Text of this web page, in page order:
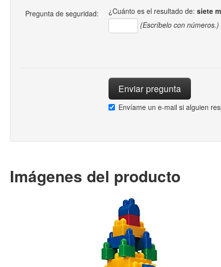
Pregunta de seguridad: ¿Cuánto es el resultado de: siete
(Escríbelo con números.)
Envíame un e-mail si alguien
Imágenes del producto